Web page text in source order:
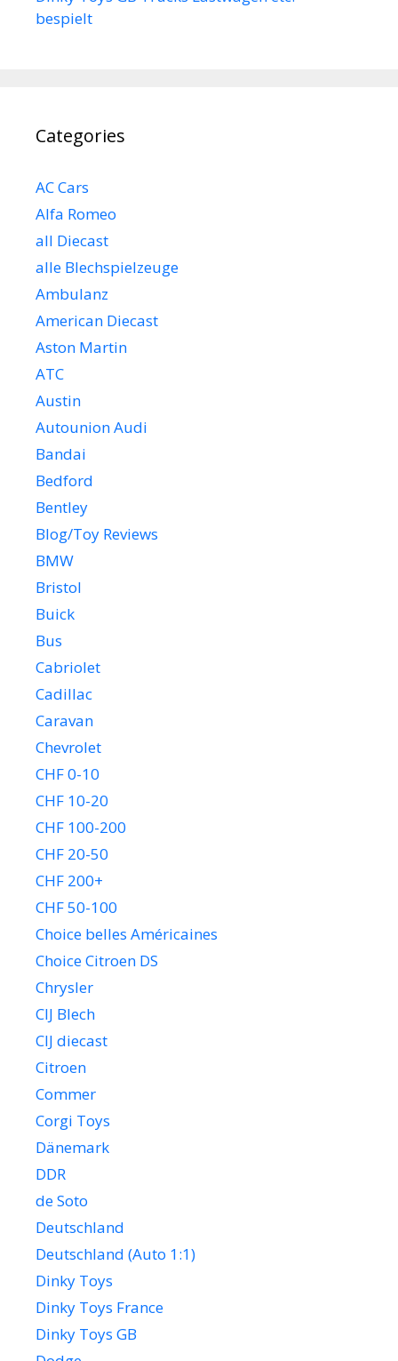
bespielt
Categories
AC Cars
Alfa Romeo
all Diecast
alle Blechspielzeuge
Ambulanz
American Diecast
Aston Martin
ATC
Austin
Autounion Audi
Bandai
Bedford
Bentley
Blog/Toy Reviews
BMW
Bristol
Buick
Bus
Cabriolet
Cadillac
Caravan
Chevrolet
CHF 0-10
CHF 10-20
CHF 100-200
CHF 20-50
CHF 200+
CHF 50-100
Choice belles Américaines
Choice Citroen DS
Chrysler
CIJ Blech
CIJ diecast
Citroen
Commer
Corgi Toys
Dänemark
DDR
de Soto
Deutschland
Deutschland (Auto 1:1)
Dinky Toys
Dinky Toys France
Dinky Toys GB